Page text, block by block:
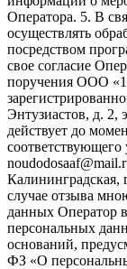
Оператора. 5. В
осуществлять
посредством
свое согласие
поручения ООО
Энтузиастов, д. 2,
действует до
Калининградская,
случае отзыва
данных Оператор
персональных
оснований,
ФЗ «О